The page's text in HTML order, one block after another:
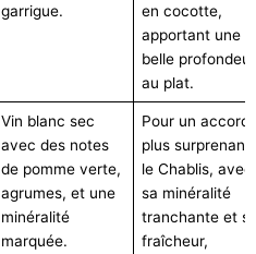
garrigue.
en cocotte,
apportant une
belle profondeur
au plat.
Vin blanc sec
avec des notes
de pomme verte,
agrumes, et une
minéralité
marquée.
Pour un accord
plus surprenant,
le Chablis, avec
sa minéralité
tranchante et
fraîcheur,